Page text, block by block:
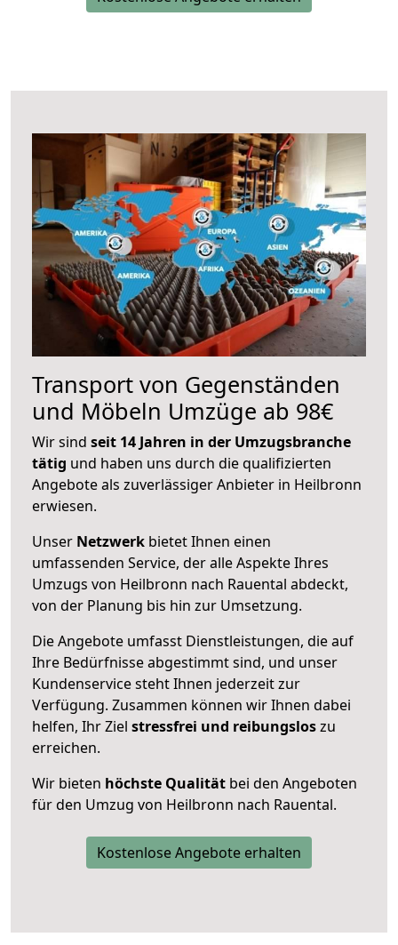
Transport von Gegenständen
und Möbeln Umzüge ab 98€
Wir sind seit 14 Jahren in der Umzugsbranche
tätig und haben uns durch die qualifizierten
Angebote als zuverlässiger Anbieter in Heilbronn
erwiesen.
Unser Netzwerk bietet Ihnen einen
umfassenden Service, der alle Aspekte Ihres
Umzugs von Heilbronn nach Rauental abdeckt,
von der Planung bis hin zur Umsetzung.
Die Angebote umfasst Dienstleistungen, die auf
Ihre Bedürfnisse abgestimmt sind, und unser
Kundenservice steht Ihnen jederzeit zur
Verfügung. Zusammen können wir Ihnen dabei
helfen, Ihr Ziel stressfrei und reibungsloszu
erreichen.
Wir bieten höchste Qualität bei den Angeboten
für den Umzug von Heilbronn nach Rauental.
Kostenlose Angebote erhalten